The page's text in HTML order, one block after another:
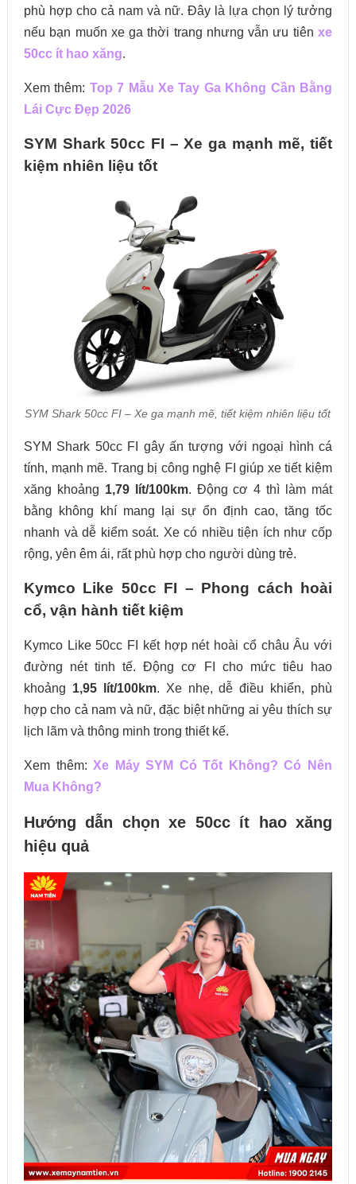
phù hợp cho cả nam và nữ. Đây là lựa chọn lý tưởng
nếu bạn muốn xe ga thời trang nhưng vẫn ưu tiênxe
50cc ít hao xăng.
Xem thêm: Top 7 Mẫu Xe Tay Ga Không Cần Bằng
Lái Cực Đẹp 2026
SYM Shark 50cc FI – Xe ga mạnh mẽ, tiết
kiệm nhiên liệu tốt
SYM Shark 50cc FI – Xe ga mạnh mẽ, tiết kiệm nhiên liệu tốt
SYM Shark 50cc FI gây ấn tượng với ngoại hình cá
tính, mạnh mẽ. Trang bị công nghệ FI giúp xe tiết kiệm
xăng khoảng 1,79 lít/100km. Động cơ 4 thì làm mát
bằng không khí mang lại sự ổn định cao, tăng tốc
nhanh và dễ kiểm soát. Xe có nhiều tiện ích như cốp
rộng, yên êm ái, rất phù hợp cho người dùng trẻ.
Kymco Like 50cc FI – Phong cách hoài
cổ, vận hành tiết kiệm
Kymco Like 50cc FI kết hợp nét hoài cổ châu Âu với
đường nét tinh tế. Động cơ FI cho mức tiêu hao
khoảng 1,95 lít/100km. Xe nhẹ, dễ điều khiển, phù
hợp cho cả nam và nữ, đặc biệt những ai yêu thích sự
lịch lãm và thông minh trong thiết kế.
Xem thêm:Xe Máy SYM Có Tốt Không? Có Nên
Mua Không?
Hướng dẫn chọn xe 50cc ít hao xăng
hiệu quả